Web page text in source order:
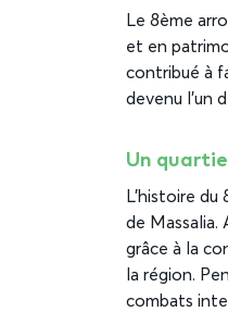
Le 8ème
et en
contribué à
devenu l’un
Un
L’histoire
de Massalia.
grâce à la
la région.
combats